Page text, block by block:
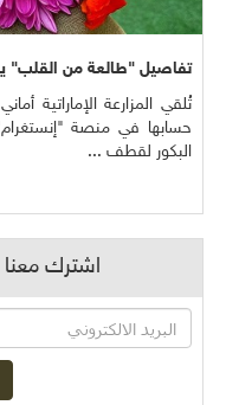
تفاصيل "طالعة من القلب"
تُلقي المزارعة الإماراتية
حسابها في منصة
البكور لقطف ...
اشترك معنا